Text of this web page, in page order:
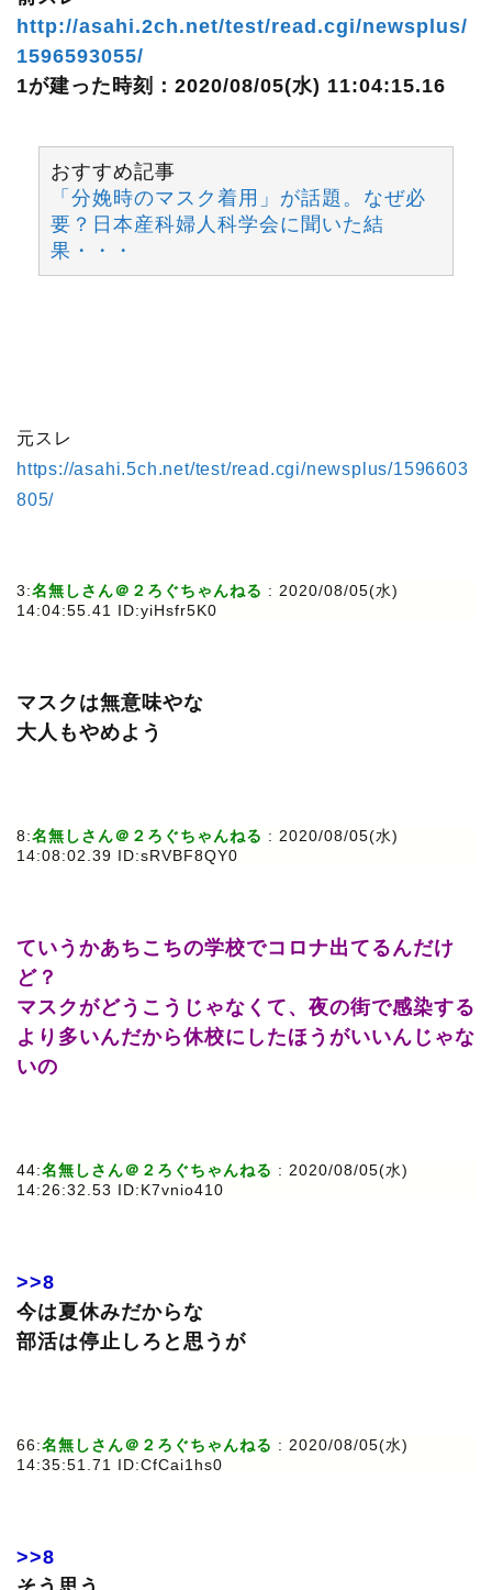
http://asahi.2ch.net/test/read.cgi/newsplus/
1596593055/
1が建った時刻：2020/08/05(水) 11:04:15.16
おすすめ記事
「分娩時のマスク着用」が話題。なぜ必
要？日本産科婦人科学会に聞いた結
果・・・
元スレ
https://asahi.5ch.net/test/read.cgi/newsplus/1596603
805/
3:名無しさん＠２ろぐちゃんねる : 2020/08/05(水)
14:04:55.41 ID:yiHsfr5K0
マスクは無意味やな
大人もやめよう
8:名無しさん＠２ろぐちゃんねる : 2020/08/05(水)
14:08:02.39 ID:sRVBF8QY0
ていうかあちこちの学校でコロナ出てるんだけ
ど？
マスクがどうこうじゃなくて、夜の街で感染する
より多いんだから休校にしたほうがいいんじゃな
いの
44:名無しさん＠２ろぐちゃんねる : 2020/08/05(水)
14:26:32.53 ID:K7vnio410
>>8
今は夏休みだからな
部活は停止しろと思うが
66:名無しさん＠２ろぐちゃんねる : 2020/08/05(水)
14:35:51.71 ID:CfCai1hs0
>>8